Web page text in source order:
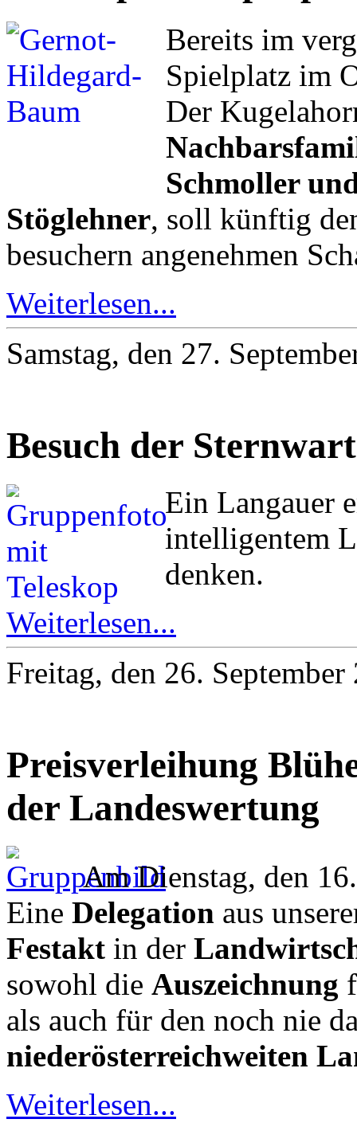
Bereits im
Spielplatz im
Der
Schmoller
Stöglehner, soll künftig
besuchern angenehmen
Weiterlesen...
Samstag, den 27.
Besuch der
Ein Langauer
intelligentem
denken.
Weiterlesen...
Freitag, den 26.
Preisverleihung
der Landeswertung
Am Dienstag, den
Eine Delegation aus
Festakt in der
sowohl die Auszeichnung
als auch für den noch nie
niederösterreichweiten
Weiterlesen...